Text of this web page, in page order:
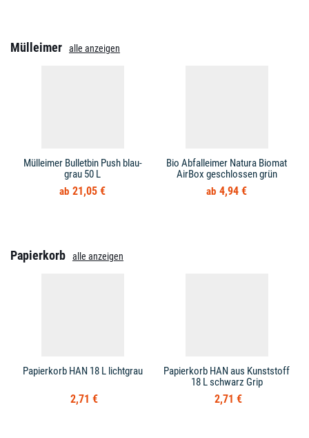
Mülleimer alle anzeigen
Mülleimer Bulletbin Push blau-
grau 50 L
21,05 €
Bio Abfalleimer Natura Biomat
AirBox geschlossen grün
4,94 €
Papierkorb alle anzeigen
Papierkorb HAN 18 L lichtgrau
2,71 €
Papierkorb HAN aus Kunststoff
18 L schwarz Grip
2,71 €